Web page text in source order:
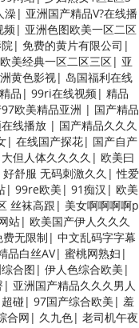
澡| 亚洲国产精品V?在线播
频| 亚洲色图欧美一区二区
| 免费的黄片有限公司 |
欧美经典一区二区三区| 亚
黄色影视| 岛国福利在线
品 | 99ri在线视频| 精品
欧美精品亚洲 | 国产精品
线播放 | 国产精品久久久
| 在线国产探花| 国产自产
大但人体久久久久 | 欧美曰
好舒服 无码刺激久久 |性爱
| 99re欧美 | 91痴汉 | 欧美
丝袜高跟 | 美女啊啊啊啊p
站| 欧美国产伊人久久久
无限制 | 中文乱码字字幕
品白丝AV| 蜜桃网熟妇 |
合图 | 伊人色综合欧美 |
| 亚洲国产精品久久久男人
碰| 97国产综合欧美 | 羞
合网 | 久九色| 老司机午夜